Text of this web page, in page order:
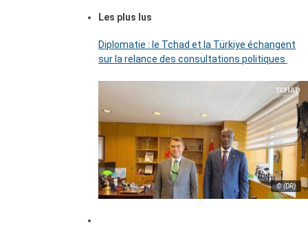
Les plus lus
Diplomatie : le Tchad et la Türkiye échangent
sur la relance des consultations politiques
© (DR)